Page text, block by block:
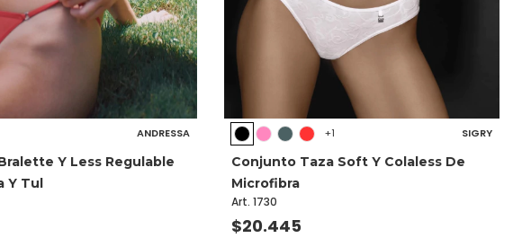
ANDRESSA
Y Less Regulable
Y Tul
+1 SIGRY
Conjunto Taza Soft Y Colaless De
Microfibra
Art. 1730
$20.445